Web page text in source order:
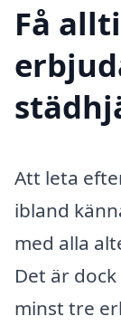
Få
Att leta
ibland
med alla
Det är
minst tre